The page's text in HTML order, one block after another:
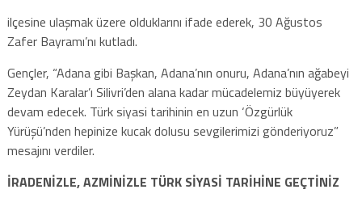
ilçesine ulaşmak üzere olduklarını ifade ederek, 30 Ağustos
Zafer Bayramı’nı kutladı.
Gençler, “Adana gibi Başkan, Adana’nın onuru, Adana’nın ağabeyi
Zeydan Karalar’ı Silivri’den alana kadar mücadelemiz büyüyerek
devam edecek. Türk siyasi tarihinin en uzun ‘Özgürlük
Yürüşü’nden hepinize kucak dolusu sevgilerimizi gönderiyoruz”
mesajını verdiler.
İRADENİZLE, AZMİNİZLE TÜRK SİYASİ TARİHİNE GEÇTİNİZ